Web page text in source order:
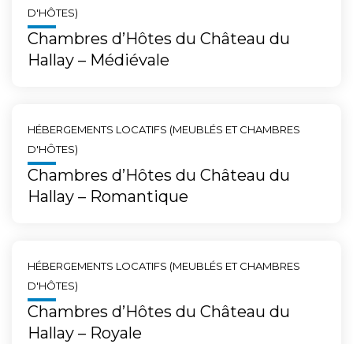
D'HÔTES)
Chambres d’Hôtes du Château du
Hallay – Médiévale
HÉBERGEMENTS LOCATIFS (MEUBLÉS ET CHAMBRES
D'HÔTES)
Chambres d’Hôtes du Château du
Hallay – Romantique
HÉBERGEMENTS LOCATIFS (MEUBLÉS ET CHAMBRES
D'HÔTES)
Chambres d’Hôtes du Château du
Hallay – Royale